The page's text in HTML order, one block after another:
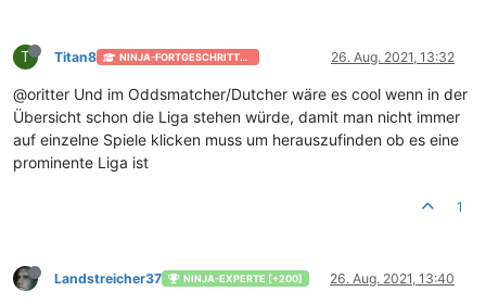
T Titan8 NINJA-FORTGESCHRITTEN [+50] 26. Aug. 2021, 13:32
@oritter Und im Oddsmatcher/Dutcher wäre es cool wenn in der
Übersicht schon die Liga stehen würde, damit man nicht immer
auf einzelne Spiele klicken muss um herauszufinden ob es eine
prominente Liga ist
1
Landstreicher37 NINJA-EXPERTE [+200] 26. Aug. 2021, 13:40